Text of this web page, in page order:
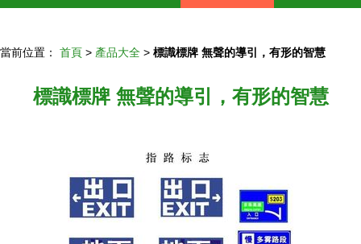
當前位置： 首頁 > 產品大全 > 標識標牌 無聲的導引，有形的智慧
標識標牌 無聲的導引，有形的智慧